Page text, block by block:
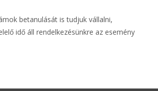
betanulását is tudjuk vállalni,
idő áll rendelkezésünkre az esemény